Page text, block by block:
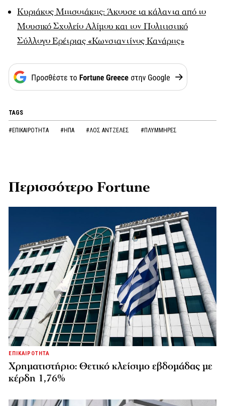
Κυριάκος Μητσοτάκης: Άκουσε τα κάλαντα από το
Μουσικό Σχολείο Αλίμου και τον Πολιτιστικό
Σύλλογο Ερέτριας «Κωνσταντίνος Κανάρης»
TAGS
#ΕΠΙΚΑΙΡΟΤΗΤΑ #ΗΠΑ #ΛΟΣ ΑΝΤΖΕΛΕΣ #ΠΛΥΜΜΗΡΕΣ
Περισσότερο Fortune
ΕΠΙΚΑΙΡΟΤΗΤΑ
Χρηματιστήριο: Θετικό κλείσιμο εβδομάδας με
κέρδη 1,76%